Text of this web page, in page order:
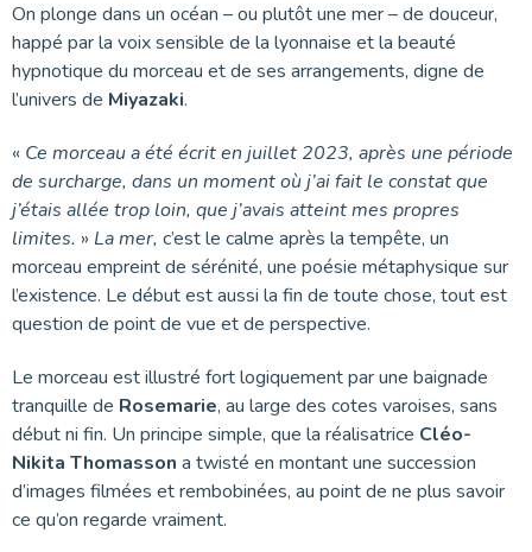
On plonge dans un océan – ou plutôt une mer – de douceur,
happé par la voix sensible de la lyonnaise et la beauté
hypnotique du morceau et de ses arrangements, digne de
l’univers de Miyazaki.
« Ce morceau a été écrit en juillet 2023, après une période
de surcharge, dans un moment où j’ai fait le constat que
j’étais allée trop loin, que j’avais atteint mes propres
limites. » La mer, c’est le calme après la tempête, un
morceau empreint de sérénité, une poésie métaphysique sur
l’existence. Le début est aussi la fin de toute chose, tout est
question de point de vue et de perspective.
Le morceau est illustré fort logiquement par une baignade
tranquille de Rosemarie, au large des cotes varoises, sans
début ni fin. Un principe simple, que la réalisatrice Cléo-
Nikita Thomasson a twisté en montant une succession
d’images filmées et rembobinées, au point de ne plus savoir
ce qu’on regarde vraiment.